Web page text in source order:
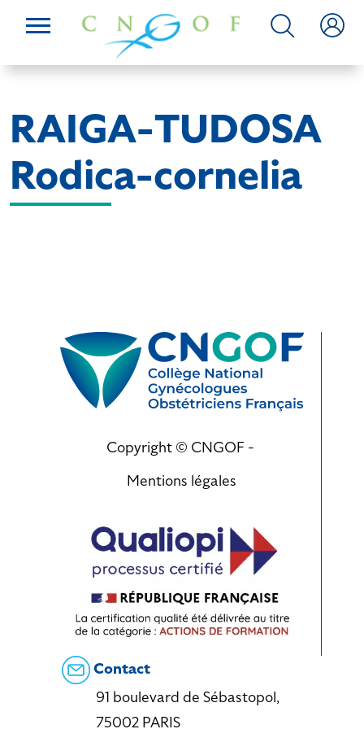
RAIGA-TUDOSA
Rodica-cornelia
Copyright © CNGOF -
Mentions légales
Contact
91 boulevard de Sébastopol,
75002 PARIS